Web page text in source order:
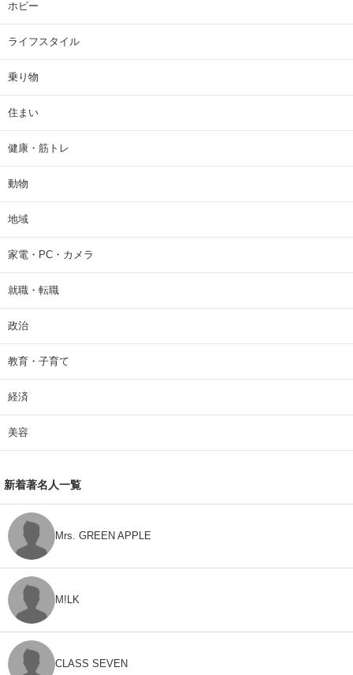
ホビー
ライフスタイル
乗り物
住まい
健康・筋トレ
動物
地域
家電・PC・カメラ
就職・転職
政治
教育・子育て
経済
美容
新着著名人一覧
Mrs. GREEN APPLE
M!LK
CLASS SEVEN